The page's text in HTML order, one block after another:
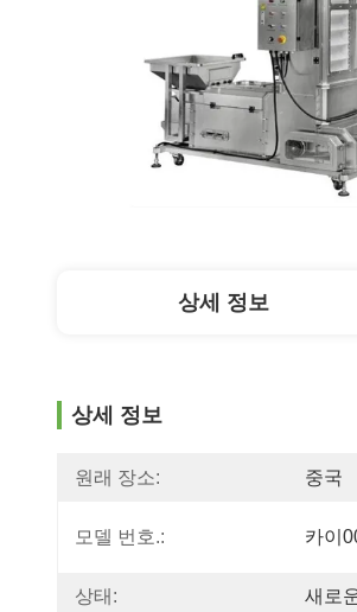
상세 정보
상세 정보
원래 장소: 중국
모델 번호.: 카이
상태: 새로